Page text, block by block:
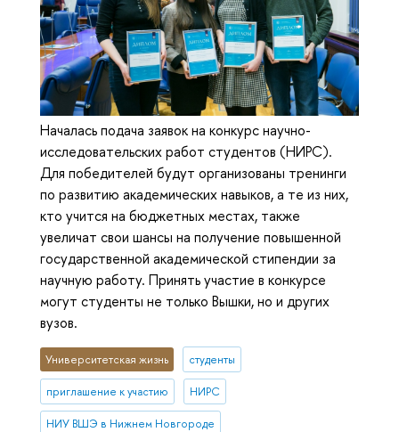
Началась подача заявок на конкурс научно-
исследовательских работ студентов (НИРС).
Для победителей будут организованы тренинги
по развитию академических навыков, а те из них,
кто учится на бюджетных местах, также
увеличат свои шансы на получение повышенной
государственной академической стипендии за
научную работу. Принять участие в конкурсе
могут студенты не только Вышки, но и других
вузов.
Университетская жизнь студенты
приглашение к участию НИРС
НИУ ВШЭ в Нижнем Новгороде